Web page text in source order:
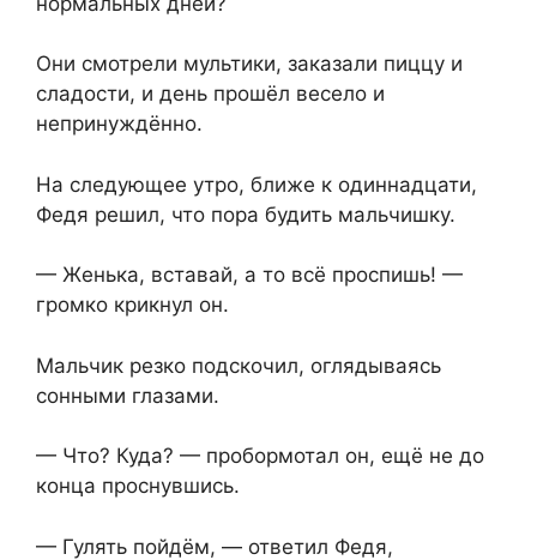
Они смотрели мультики, заказали пиццу и
сладости, и день прошёл весело и
непринуждённо.
На следующее утро, ближе к одиннадцати,
Федя решил, что пора будить мальчишку.
— Женька, вставай, а то всё проспишь! —
громко крикнул он.
Мальчик резко подскочил, оглядываясь
сонными глазами.
— Что? Куда? — пробормотал он, ещё не до
конца проснувшись.
— Гулять пойдём, — ответил Федя,